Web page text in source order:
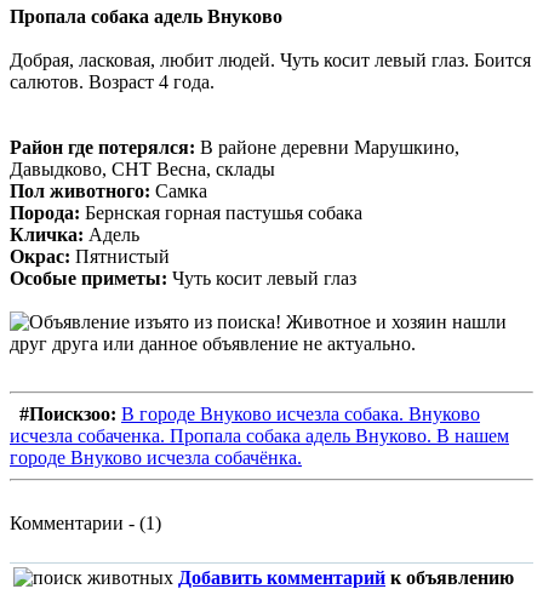
Пропала собака адель Внуково
Добрая, ласковая, любит людей. Чуть косит левый глаз. Боится
салютов. Возраст 4 года.
Район где потерялся: В районе деревни Марушкино,
Давыдково, СНТ Весна, склады
Пол животного: Самка
Порода: Бернская горная пастушья собака
Кличка: Адель
Окрас: Пятнистый
Особые приметы: Чуть косит левый глаз
#Поискзоо: В городе Внуково исчезла собака. Внуково
исчезла собаченка. Пропала собака адель Внуково. В нашем
городе Внуково исчезла собачёнка.
Комментарии - (1)
Добавить комментарий к объявлению